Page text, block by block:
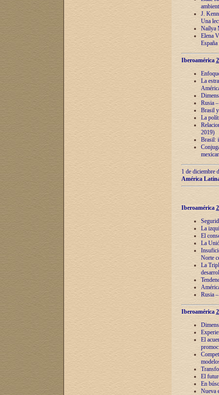
J.
Una
Naílya
Elena
España
Iberoamérica
La
Rusia
Brasil
La
2019)
Brasil:
1 de diciembre
América
Iberoamérica
La
El
La
Norte
La
Rusia
Iberoamérica
El
El
En
Nueva